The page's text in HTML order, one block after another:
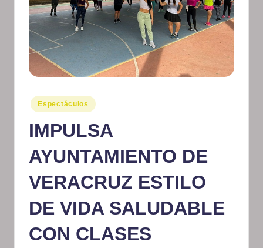
o
r
m
at
iv
o
Publicado
en
Espectáculos
IMPULSA
AYUNTAMIENTO DE
VERACRUZ ESTILO
DE VIDA SALUDABLE
CON CLASES